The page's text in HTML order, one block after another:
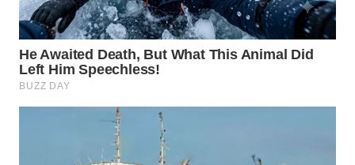
WN
BOROBUDUR
WN